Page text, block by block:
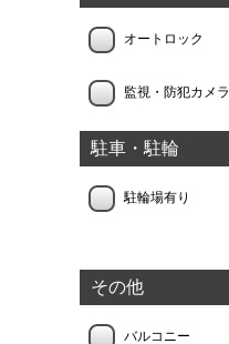
オートロック
監視・防犯カメラ
駐車・駐輪
駐輪場有り
その他
バルコニー